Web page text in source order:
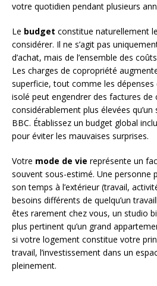
votre quotidien pendant plusieurs
Le budget constitue naturellement
considérer. Il ne s’agit pas
d’achat, mais de l’ensemble des
Les charges de copropriété
superficie, tout comme les dépenses
isolé peut engendrer des factures de
considérablement plus élevées
BBC. Établissez un budget global
pour éviter les mauvaises surprises.
Votre mode de vie représente un
souvent sous-estimé. Une personne
son temps à l’extérieur (travail,
besoins différents de quelqu’un
êtes rarement chez vous, un studio
plus pertinent qu’un grand
si votre logement constitue votre
travail, l’investissement dans un
pleinement.